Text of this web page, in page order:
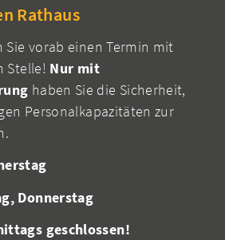
Rathaus
Sie vorab einen Termin mit
Stelle! Nur mit
haben Sie die Sicherheit,
Personalkapazitäten zur
Donnerstag
geschlossen!